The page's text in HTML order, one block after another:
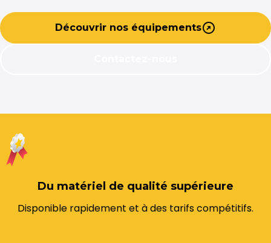
Découvrir nos équipements
Du matériel de qualité supérieure
Disponible rapidement et à des tarifs compétitifs.